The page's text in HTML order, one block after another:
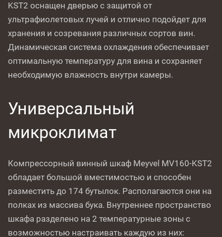
KST2 оснащен дверью с защитой от
ультрафиолетовых лучей и отлично подойдет для
хранения и созревания различных сортов вин.
Динамическая система охлаждения обеспечивает
оптимальную температуру для вина и сохраняет
необходимую влажность внутри камеры.
Универсальный
микроклимат
Компрессорный винный шкаф Meyvel MV160-KST2
обладает большой вместимостью и способен
разместить до 174 бутылок. Располагаются они на
полках из массива бука. Внутреннее пространство
шкафа разделено на 2 температурные зоны с
возможностью настраивать каждую из них: